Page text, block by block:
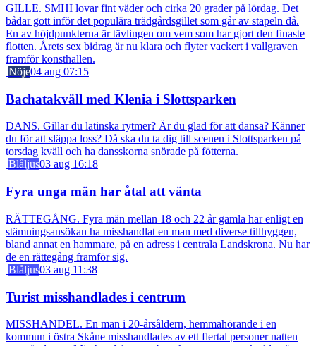
GILLE. SMHI lovar fint väder och cirka 20 grader på lördag. Det
bådar gott inför det populära trädgårdsgillet som går av stapeln då.
En av höjdpunkterna är tävlingen om vem som har gjort den finaste
flotten. Årets sex bidrag är nu klara och flyter vackert i vallgraven
framför konsthallen.
Nöje04 aug 07:15
Bachatakväll med Klenia i Slottsparken
DANS. Gillar du latinska rytmer? Är du glad för att dansa? Känner
du för att släppa loss? Då ska du ta dig till scenen i Slottsparken på
torsdag kväll och ha dansskorna snörade på fötterna.
Blåljus03 aug 16:18
Fyra unga män har åtal att vänta
RÄTTEGÅNG. Fyra män mellan 18 och 22 år gamla har enligt en
stämningsansökan ha misshandlat en man med diverse tillhyggen,
bland annat en hammare, på en adress i centrala Landskrona. Nu har
de en rättegång framför sig.
Blåljus03 aug 11:38
Turist misshandlades i centrum
MISSHANDEL. En man i 20-årsåldern, hemmahörande i en
kommun i östra Skåne misshandlades av ett flertal personer natten